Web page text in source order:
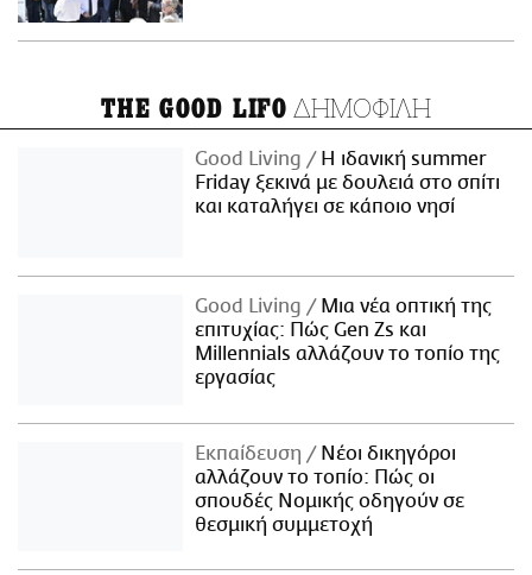
THE GOOD LIFO ΔΗΜΟΦΙΛΗ
Good Living
Η ιδανική summer
Friday ξεκινά με δουλειά στο σπίτι
και καταλήγει σε κάποιο νησί
Good Living
Μια νέα οπτική της
επιτυχίας: Πώς Gen Zs και
Millennials αλλάζουν το τοπίο της
εργασίας
Εκπαίδευση
Νέοι δικηγόροι
αλλάζουν το τοπίο: Πώς οι
σπουδές Νομικής οδηγούν σε
θεσμική συμμετοχή